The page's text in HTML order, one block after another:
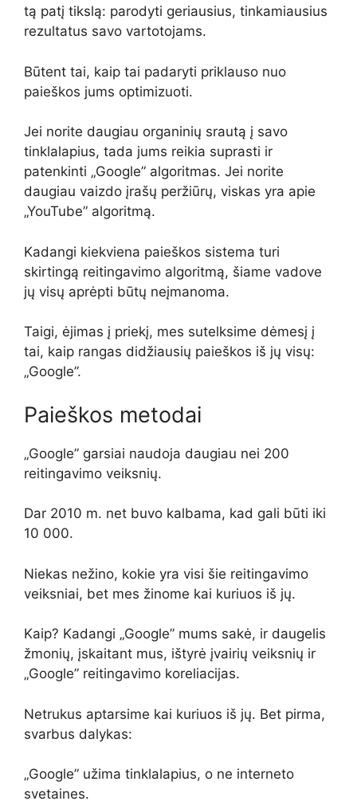
tą patį tikslą: parodyti geriausius, tinkamiausius
rezultatus savo vartotojams.
Būtent tai, kaip tai padaryti priklauso nuo
paieškos jums optimizuoti.
Jei norite daugiau organinių srautą į savo
tinklalapius, tada jums reikia suprasti ir
patenkinti „Google” algoritmas. Jei norite
daugiau vaizdo įrašų peržiūrų, viskas yra apie
„YouTube” algoritmą.
Kadangi kiekviena paieškos sistema turi
skirtingą reitingavimo algoritmą, šiame vadove
jų visų aprėpti būtų neįmanoma.
Taigi, ėjimas į priekį, mes sutelksime dėmesį į
tai, kaip rangas didžiausių paieškos iš jų visų:
„Google”.
Paieškos metodai
„Google” garsiai naudoja daugiau nei 200
reitingavimo veiksnių.
Dar 2010 m. net buvo kalbama, kad gali būti iki
10 000.
Niekas nežino, kokie yra visi šie reitingavimo
veiksniai, bet mes žinome kai kuriuos iš jų.
Kaip? Kadangi „Google” mums sakė, ir daugelis
žmonių, įskaitant mus, ištyrė įvairių veiksnių ir
„Google” reitingavimo koreliacijas.
Netrukus aptarsime kai kuriuos iš jų. Bet pirma,
svarbus dalykas:
„Google” užima tinklalapius, o ne interneto
svetaines.